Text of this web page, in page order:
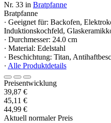
Nr. 33 in Bratpfanne
Bratpfanne
· Geeignet für: Backofen,
Induktionskochfeld,
· Durchmesser: 24.0 cm
· Material: Edelstahl
· Beschichtung: Titan,
· Alle Produktdetails
Preisentwicklung
39,87 €
45,11 €
44,99 €
Aktuell normaler Preis